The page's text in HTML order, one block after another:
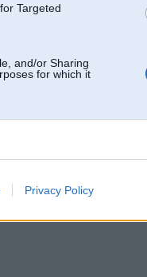
Targeted
and/or Sharing
for which it
Privacy Policy
meklētās daļas